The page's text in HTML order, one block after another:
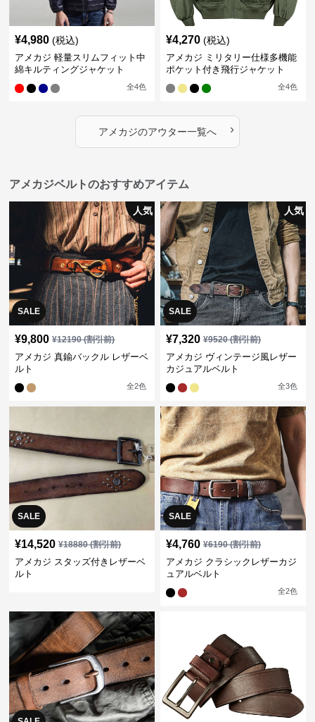
¥4,980 (税込)
アメカジ 軽量スリムフィット中
綿キルティングジャケット
全4色
¥4,270 (税込)
アメカジ ミリタリー仕様多機能
ポケット付き飛行ジャケット
全4色
アメカジのアウター一覧へ ›
アメカジベルトのおすすめアイテム
SALE
人気
¥9,800 ¥12190(割引前)
アメカジ 真鍮バックル レザーベ
ルト
全2色
SALE
人気
¥7,320 ¥9520(割引前)
アメカジ ヴィンテージ風レザー
カジュアルベルト
全3色
SALE
¥14,520 ¥18880(割引前)
アメカジ スタッズ付きレザーベ
ルト
SALE
¥4,760 ¥6190(割引前)
アメカジ クラシックレザーカジ
ュアルベルト
全2色